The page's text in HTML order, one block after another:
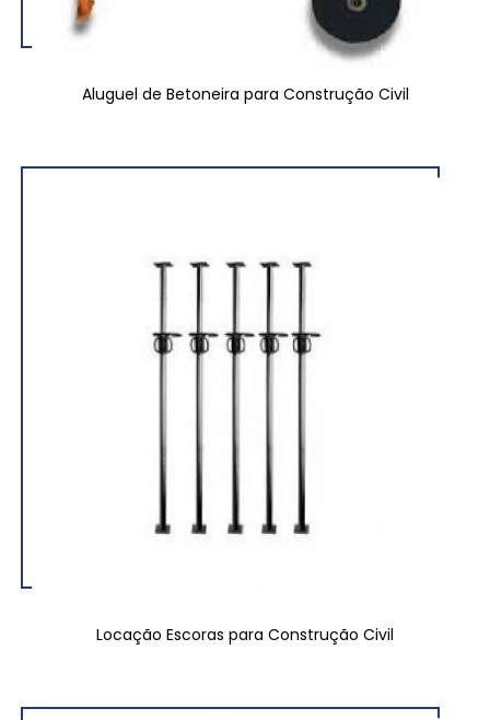
Aluguel de Betoneira para Construção Civil
Locação Escoras para Construção Civil